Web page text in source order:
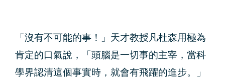
「沒有不可能的事！」天才教授凡杜森用極為
肯定的口氣說，「頭腦是一切事的主宰，當科
學界認清這個事實時，就會有飛躍的進步。」